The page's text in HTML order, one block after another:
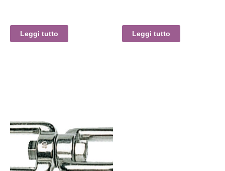
Leggi tutto Leggi tutto